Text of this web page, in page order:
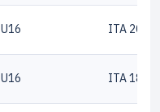
U16 ITA
U16 ITA